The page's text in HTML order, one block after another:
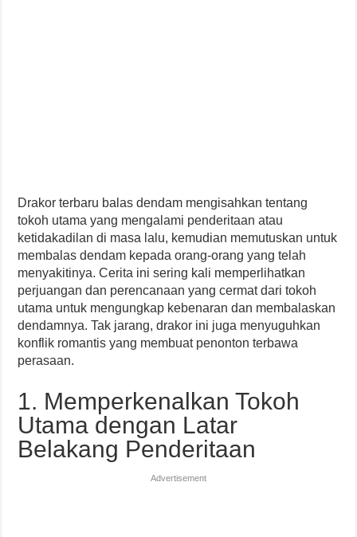
Drakor terbaru balas dendam mengisahkan tentang
tokoh utama yang mengalami penderitaan atau
ketidakadilan di masa lalu, kemudian memutuskan untuk
membalas dendam kepada orang-orang yang telah
menyakitinya. Cerita ini sering kali memperlihatkan
perjuangan dan perencanaan yang cermat dari tokoh
utama untuk mengungkap kebenaran dan membalaskan
dendamnya. Tak jarang, drakor ini juga menyuguhkan
konflik romantis yang membuat penonton terbawa
perasaan.
1. Memperkenalkan Tokoh
Utama dengan Latar
Belakang Penderitaan
Advertisement